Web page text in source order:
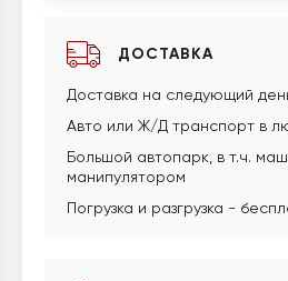
ДОСТАВКА
Доставка на следующий
Авто или Ж/Д транспорт в
Большой автопарк, в т.ч.
манипулятором
Погрузка и разгрузка -